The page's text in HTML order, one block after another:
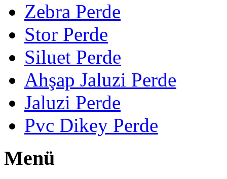
Zebra Perde
Stor Perde
Siluet Perde
Ahşap Jaluzi Perde
Jaluzi Perde
Pvc Dikey Perde
Menü